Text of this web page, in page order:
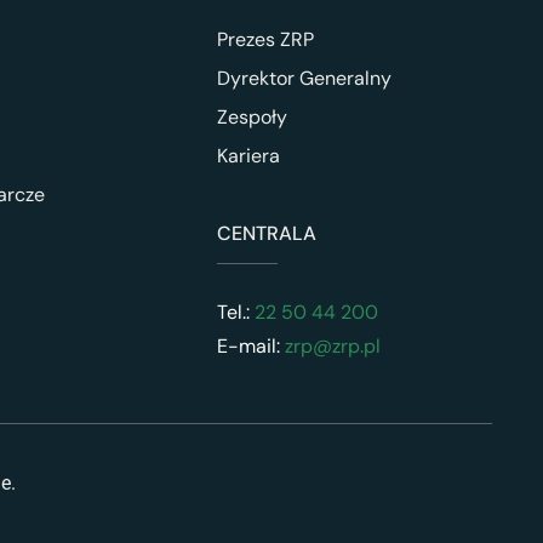
Prezes ZRP
Dyrektor Generalny
Zespoły
Kariera
CENTRALA
Tel.:22 50 44 200
E-mail:zrp@zrp.pl